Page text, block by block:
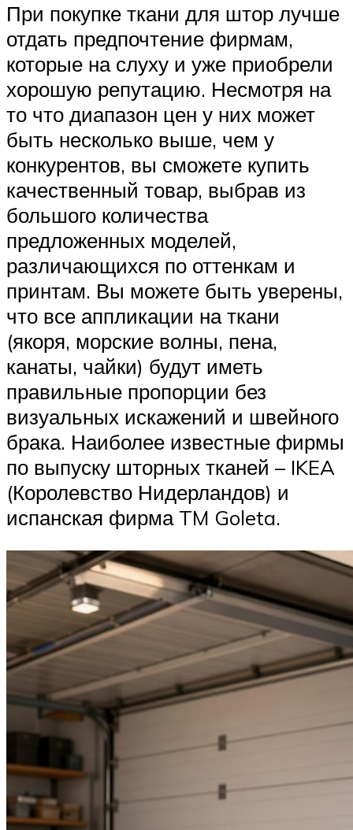
При покупке ткани для штор лучше
отдать предпочтение фирмам,
которые на слуху и уже приобрели
хорошую репутацию. Несмотря на
то что диапазон цен у них может
быть несколько выше, чем у
конкурентов, вы сможете купить
качественный товар, выбрав из
большого количества
предложенных моделей,
различающихся по оттенкам и
принтам. Вы можете быть уверены,
что все аппликации на ткани
(якоря, морские волны, пена,
канаты, чайки) будут иметь
правильные пропорции без
визуальных искажений и швейного
брака. Наиболее известные фирмы
по выпуску шторных тканей – IKEA
(Королевство Нидерландов) и
испанская фирма TM Goleta.